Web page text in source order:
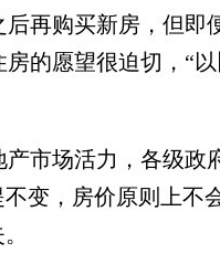
再购买新房，但即
的愿望很迫切，“以
场活力，各级政
变，房价原则上不